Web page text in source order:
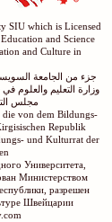
SIU which is Licensed
and Science
and Culture in
جزء من الجامعة
وزارة التعليم والعلوم
مجلس
von dem Bildungs-
Republik
und Kulturrat der
Университета,
Министерством
разрешен
Швейцарии